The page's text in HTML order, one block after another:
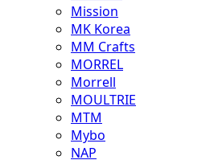
Mission
MK Korea
MM Crafts
MORREL
Morrell
MOULTRIE
MTM
Mybo
NAP